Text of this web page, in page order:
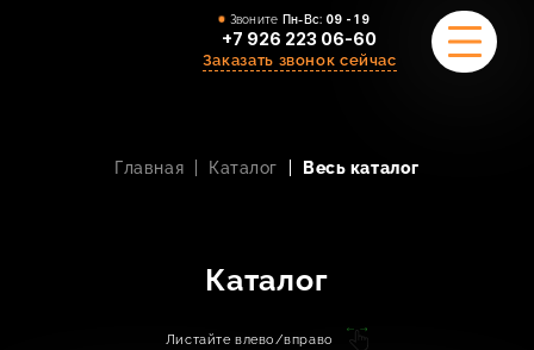
Звоните Пн-Вс: 09 - 19
+7 926 223 06-60
Заказать звонок сейчас
ПРИМЕРЫ РАБОТ
Главная Каталог Весь каталог
Каталог
Листайте влево/вправо